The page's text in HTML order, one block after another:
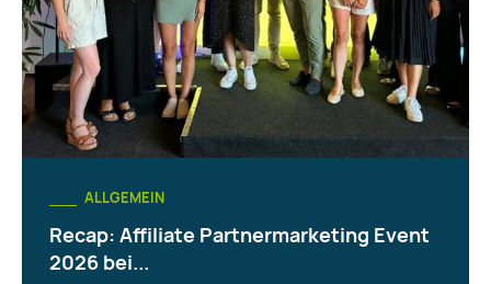
ALLGEMEIN
Recap: Affiliate Partnermarketing Event
2026 bei...